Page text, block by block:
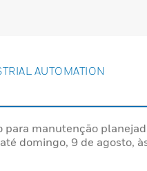
AUTOMATION
manutenção
domingo, 9 de agosto,